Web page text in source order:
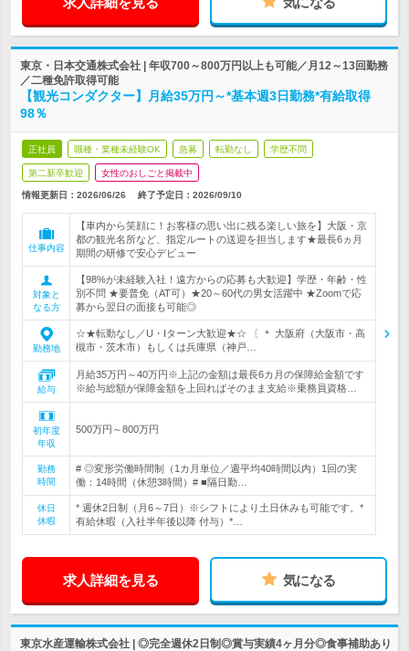
東京・日本交通株式会社 | 年収700～800万円以上も可能／月12～13回勤務
／二種免許取得可能
【観光コンダクター】月給35万円～*基本週3日勤務*有給取得
98％
正社員 職種・業種未経験OK 急募 転勤なし 学歴不問
第二新卒歓迎 女性のおしごと掲載中
情報更新日：2026/06/26 終了予定日： 2026/09/10
仕事内容
【車内から笑顔に！お客様の思い出に残る楽しい旅を】大阪・京
都の観光名所など、指定ルートの送迎を担当します★最長6ヵ月
期間の研修で安心デビュー
対象と
なる方
【98%が未経験入社！遠方からの応募も大歓迎】学歴・年齢・性
別不問 ★要普免（AT可）★20～60代の男女活躍中 ★Zoomで応
募から翌日の面接も可能◎
勤務地
☆★転勤なし／U・Iターン大歓迎★☆ 〔 ＊ 大阪府（大阪市・高
槻市・茨木市）もしくは兵庫県（神戸…
給与
月給35万円～40万円※上記の金額は最長6カ月の保障給金額です
※給与総額が保障金額を上回ればそのまま支給※乗務員資格…
初年度
年収
500万円～800万円
勤務
時間
# ◎変形労働時間制（1カ月単位／週平均40時間以内）1回の実
働：14時間（休憩3時間）# ■隔日勤…
休日
休暇
* 週休2日制（月6～7日）※シフトにより土日休みも可能です。*
有給休暇（入社半年後以降 付与）*…
求人詳細を見る 気になる
東京水産運輸株式会社 | ◎完全週休2日制◎賞与実績4ヶ月分◎食事補助あり